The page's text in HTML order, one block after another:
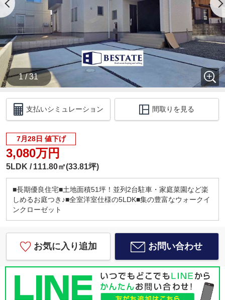
1 / 31
支払いシミュレーション 間取りを見る
7月28日 値下げ
3,080万円
5LDK 111.80㎡(33.81坪)
■長期優良住宅■土地面積51坪！並列2台駐車・家庭菜園など楽
しめるお庭つき♪■全室洋室仕様の5LDK■集の豊富なウォークイ
ンクローゼット
お気に入り追加 お問い合わせ